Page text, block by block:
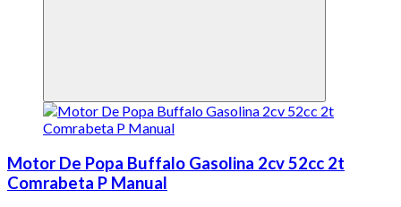
Motor De Popa Buffalo Gasolina 2cv 52cc 2t
Comrabeta P Manual